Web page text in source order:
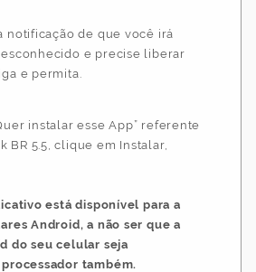
notificação de que você irá
e precise liberar
e permita.
instalar esse App” referente
BR 5.5, clique em Instalar,
está disponível para a
Android, a não ser que a
do seu celular seja
também.